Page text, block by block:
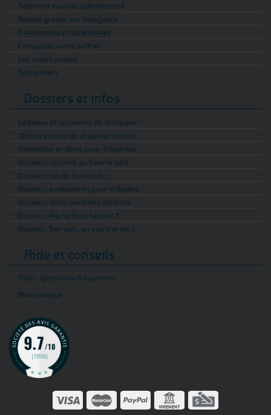
Paiement mandat administratif
Retrait gratuit sur Guingamp
Evénements et cérémonies
Composez votre coffret
Les codes promo
Nos univers
Dossiers et infos
Cadeaux et souvenirs de Bretagne
Objets autour du drapeau breton
Ustensiles et déco pour crêperies
Dossier : caramel au beurre salé
Dossier : sel de Guérande
Dossier : accessoires pour crêpière
Dossier : déco marinière attitude
Dossier : Kig ha Farz, kézako ?
Dossier : Sarrasin, un sacré grain !
Aide et conseils
Aide - Questions fréquentes
Mon compte